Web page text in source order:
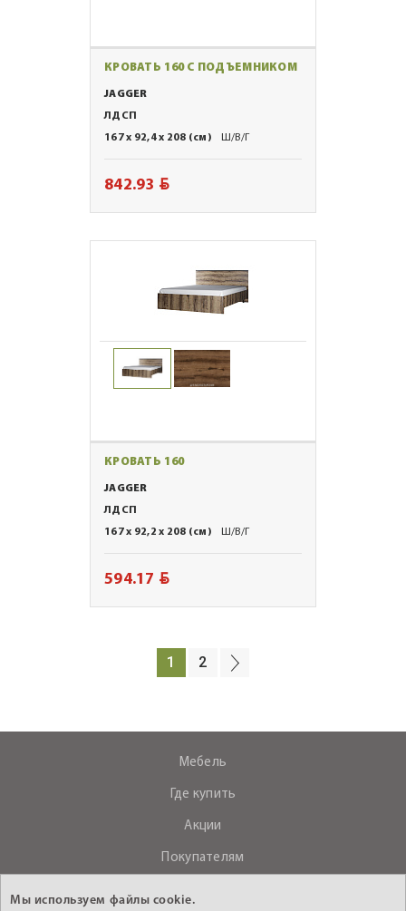
КРОВАТЬ 160 С ПОДЪЕМНИКОМ
JAGGER
ЛДСП
167 x 92,4 x 208 (см)
Ш/В/Г
842.93 BYN
КРОВАТЬ 160
JAGGER
ЛДСП
167 x 92,2 x 208 (см)
Ш/В/Г
594.17 BYN
1 2
Мебель
Где купить
Акции
Покупателям
Мы используем файлы cookie.